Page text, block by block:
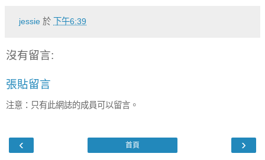
jessie 於 下午6:39
沒有留言:
張貼留言
注意：只有此網誌的成員可以留言。
‹ ›
首頁